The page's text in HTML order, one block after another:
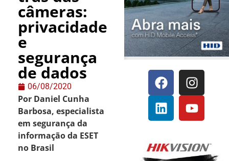
câmeras:
privacidade
e
segurança
de dados
06/08/2020
Por Daniel Cunha
Barbosa, especialista
em segurança da
informação da ESET
no Brasil